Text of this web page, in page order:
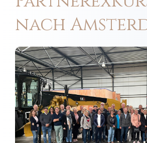
nach